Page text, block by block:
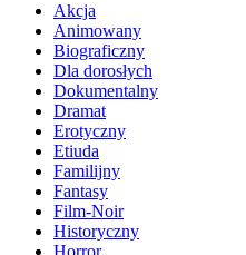
Akcja
Animowany
Biograficzny
Dla dorosłych
Dokumentalny
Dramat
Erotyczny
Etiuda
Familijny
Fantasy
Film-Noir
Historyczny